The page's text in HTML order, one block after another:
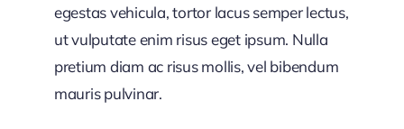
egestas vehicula, tortor lacus semper lectus,
ut vulputate enim risus eget ipsum. Nulla
pretium diam ac risus mollis, vel bibendum
mauris pulvinar.